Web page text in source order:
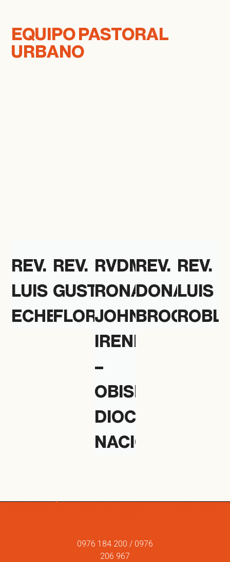
EQUIPO PASTORAL
URBANO
REV.
LUIS
ECHEVERRÍA
REV.
GUSTAVO
FLORES
RVDMO.
RONALD
JOHN
IRENE
–
OBISPO
DIOCESANO
NACIONAL
REV.
DONALD
BROOKS
REV.
LUIS
0976 184 200 / 0976
206 967